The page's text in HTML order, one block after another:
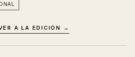
A LA EDICIÓN →